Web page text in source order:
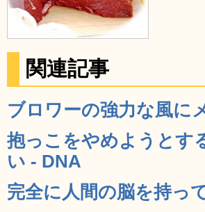
関連記事
ブロワーの強力な風に
抱っこをやめようとす
い - DNA
完全に人間の脳を持っ